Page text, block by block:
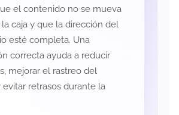
el contenido no se mueva
caja y que la dirección del
esté completa. Una
correcta ayuda a reducir
mejorar el rastreo del
retrasos durante la